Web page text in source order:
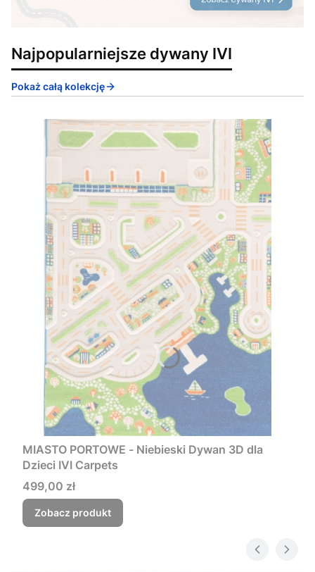
Najpopularniejsze dywany IVI
Pokaż całą kolekcję
MIASTO PORTOWE - Niebieski Dywan 3D dla
Dzieci IVI Carpets
Cena
499,00 zł
Zobacz produkt